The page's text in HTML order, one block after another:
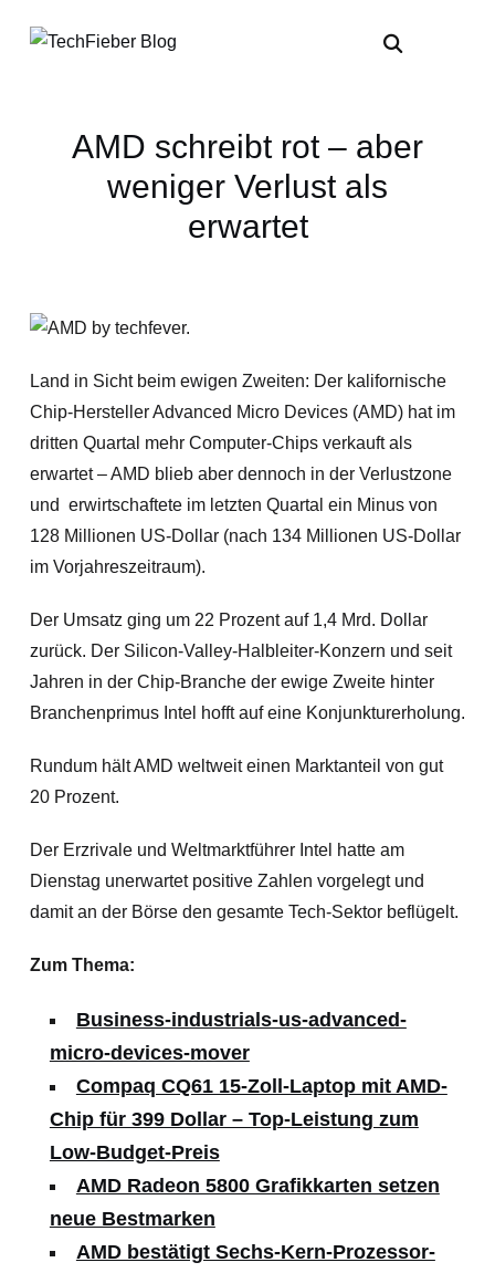
AMD schreibt rot – aber
weniger Verlust als
erwartet
Land in Sicht beim ewigen Zweiten: Der kalifornische
Chip-Hersteller Advanced Micro Devices (AMD) hat im
dritten Quartal mehr Computer-Chips verkauft als
erwartet – AMD blieb aber dennoch in der Verlustzone
und erwirtschaftete im letzten Quartal ein Minus von
128 Millionen US-Dollar (nach 134 Millionen US-Dollar
im Vorjahreszeitraum).
Der Umsatz ging um 22 Prozent auf 1,4 Mrd. Dollar
zurück. Der Silicon-Valley-Halbleiter-Konzern und seit
Jahren in der Chip-Branche der ewige Zweite hinter
Branchenprimus Intel hofft auf eine Konjunkturerholung.
Rundum hält AMD weltweit einen Marktanteil von gut
20 Prozent.
Der Erzrivale und Weltmarktführer Intel hatte am
Dienstag unerwartet positive Zahlen vorgelegt und
damit an der Börse den gesamte Tech-Sektor beflügelt.
Zum Thema:
Business-industrials-us-advanced-
micro-devices-mover
Compaq CQ61 15-Zoll-Laptop mit AMD-
Chip für 399 Dollar – Top-Leistung zum
Low-Budget-Preis
AMD Radeon 5800 Grafikkarten setzen
neue Bestmarken
AMD bestätigt Sechs-Kern-Prozessor-